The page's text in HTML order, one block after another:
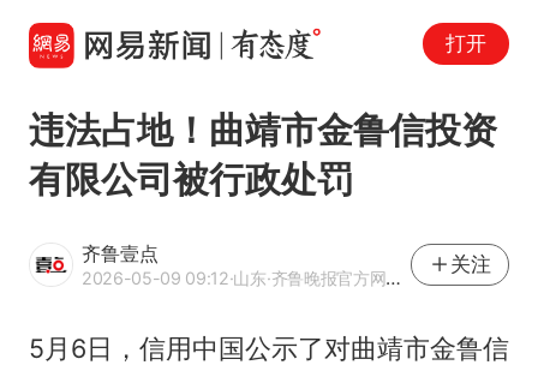
打开
违法占地！曲靖市金鲁信投资
有限公司被行政处罚
齐鲁壹点
2026-05-09 09:12·山东·齐鲁晚报官方网易号
关注
5月6日，信用中国公示了对曲靖市金鲁信